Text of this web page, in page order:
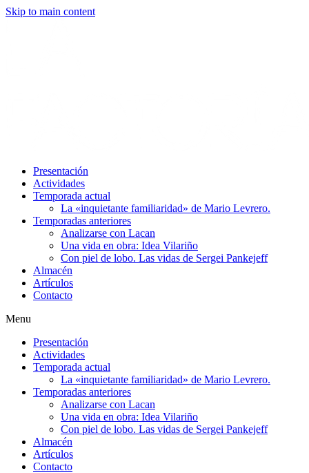
Skip to main content
Presentación
Actividades
Temporada actual
La «inquietante familiaridad» de Mario Levrero.
Temporadas anteriores
Analizarse con Lacan
Una vida en obra: Idea Vilariño
Con piel de lobo. Las vidas de Sergei Pankejeff
Almacén
Artículos
Contacto
Menu
Presentación
Actividades
Temporada actual
La «inquietante familiaridad» de Mario Levrero.
Temporadas anteriores
Analizarse con Lacan
Una vida en obra: Idea Vilariño
Con piel de lobo. Las vidas de Sergei Pankejeff
Almacén
Artículos
Contacto